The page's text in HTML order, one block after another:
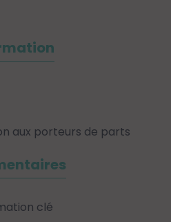
aux porteurs de parts
clé